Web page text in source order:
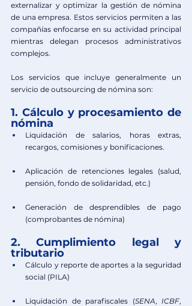
externalizar y optimizar la gestión de nómina
de una empresa. Estos servicios permiten a las
compañías enfocarse en su actividad principal
mientras delegan procesos administrativos
complejos.
Los servicios que incluye generalmente un
servicio de outsourcing de nómina son:
1. Cálculo y procesamiento de
nómina
Liquidación de salarios, horas extras,
recargos, comisiones y bonificaciones.
Aplicación de retenciones legales (salud,
pensión, fondo de solidaridad, etc.)
Generación de desprendibles de pago
(comprobantes de nómina)
2. Cumplimiento legal y
tributario
Cálculo y reporte de aportes a la seguridad
social (PILA)
Liquidación de parafiscales (SENA, ICBF,